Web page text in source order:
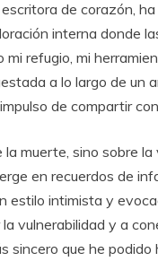
de corazón,
interna donde
refugio, mi
a lo largo de un
de compartir
la muerte, sino sobre
en recuerdos de
estilo intimista y
vulnerabilidad y a
sincero que he podido